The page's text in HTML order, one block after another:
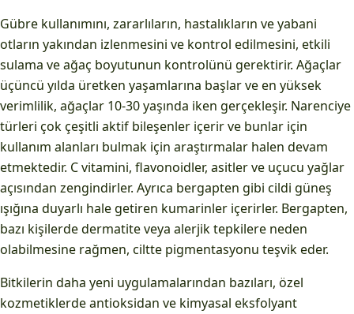
Gübre kullanımını, zararlıların, hastalıkların ve yabani
otların yakından izlenmesini ve kontrol edilmesini, etkili
sulama ve ağaç boyutunun kontrolünü gerektirir. Ağaçlar
üçüncü yılda üretken yaşamlarına başlar ve en yüksek
verimlilik, ağaçlar 10-30 yaşında iken gerçekleşir. Narenciye
türleri çok çeşitli aktif bileşenler içerir ve bunlar için
kullanım alanları bulmak için araştırmalar halen devam
etmektedir. C vitamini, flavonoidler, asitler ve uçucu yağlar
açısından zengindirler. Ayrıca bergapten gibi cildi güneş
ışığına duyarlı hale getiren kumarinler içerirler. Bergapten,
bazı kişilerde dermatite veya alerjik tepkilere neden
olabilmesine rağmen, ciltte pigmentasyonu teşvik eder.
Bitkilerin daha yeni uygulamalarından bazıları, özel
kozmetiklerde antioksidan ve kimyasal eksfolyant